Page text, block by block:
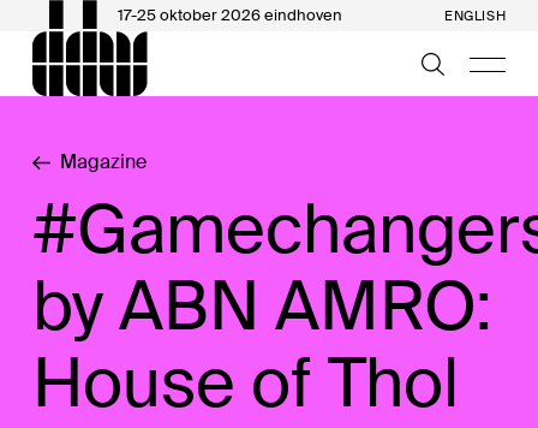
17-25 oktober 2026 eindhoven ENGLISH
Magazine
by ABN AMRO:
House of Thol